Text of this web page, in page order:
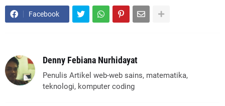
Facebook
Denny Febiana Nurhidayat
Penulis Artikel web-web sains, matematika,
teknologi, komputer coding